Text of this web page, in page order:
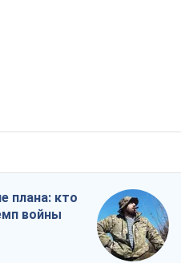
плана: кто
войны